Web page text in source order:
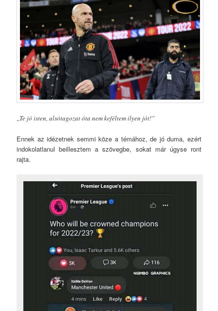
„Te jó isten, alsótagozat óta nem keféltem ilyen jót!”
Ennek az idézetnek semmi köze a témához, de jó duma, ezért
indokolatlanul beillesztem a szövegbe, sokat már úgyse ront
rajta.